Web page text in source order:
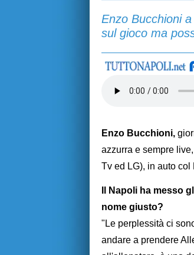
Enzo Bucchioni
sul gioco ma
Enzo Bucchioni,
azzurra e sempre
Tv ed LG), in auto col
Il Napoli ha messo
nome giusto?
"Le perplessità ci
andare a prendere